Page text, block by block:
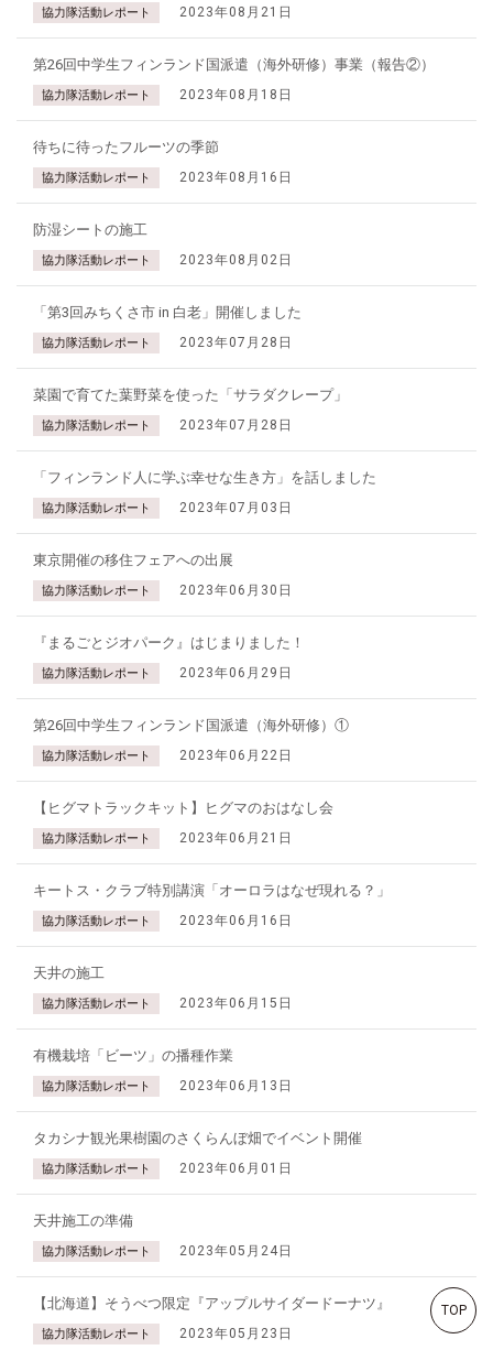
協力隊活動レポート 2023年08月21日
第26回中学生フィンランド国派遣（海外研修）事業（報告②）
協力隊活動レポート 2023年08月18日
待ちに待ったフルーツの季節
協力隊活動レポート 2023年08月16日
防湿シートの施工
協力隊活動レポート 2023年08月02日
「第3回みちくさ市 in 白老」開催しました
協力隊活動レポート 2023年07月28日
菜園で育てた葉野菜を使った「サラダクレープ」
協力隊活動レポート 2023年07月28日
「フィンランド人に学ぶ幸せな生き方」を話しました
協力隊活動レポート 2023年07月03日
東京開催の移住フェアへの出展
協力隊活動レポート 2023年06月30日
『まるごとジオパーク』はじまりました！
協力隊活動レポート 2023年06月29日
第26回中学生フィンランド国派遣（海外研修）①
協力隊活動レポート 2023年06月22日
【ヒグマトラックキット】ヒグマのおはなし会
協力隊活動レポート 2023年06月21日
キートス・クラブ特別講演「オーロラはなぜ現れる？」
協力隊活動レポート 2023年06月16日
天井の施工
協力隊活動レポート 2023年06月15日
有機栽培「ビーツ」の播種作業
協力隊活動レポート 2023年06月13日
タカシナ観光果樹園のさくらんぼ畑でイベント開催
協力隊活動レポート 2023年06月01日
天井施工の準備
協力隊活動レポート 2023年05月24日
【北海道】そうべつ限定『アップルサイダードーナツ』
協力隊活動レポート 2023年05月23日
TOP